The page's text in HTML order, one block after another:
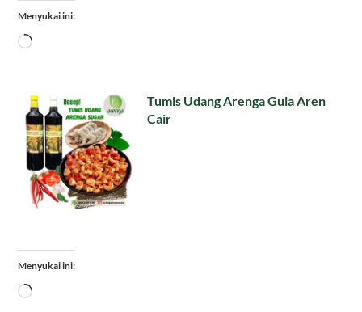
Menyukai ini:
Memuat...
Tumis Udang Arenga Gula Aren
Cair
Menyukai ini:
Memuat...